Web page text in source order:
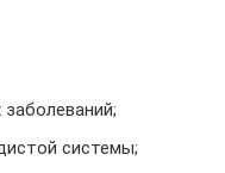
системы;